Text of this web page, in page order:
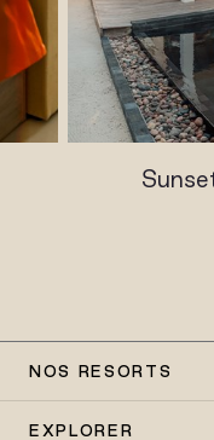
NOS RESORTS
EXPLORER